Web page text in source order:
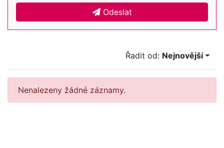
Odeslat
Řadit od: Nejnovější
Nenalezeny žádné záznamy.